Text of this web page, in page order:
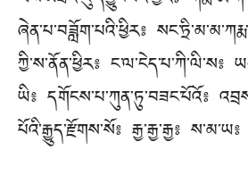
ཞེན་པ་བཟློག་པའི་ཕྱིར༔
ཀྱི་ས་ནོན་ཕྱིར༔ ང་ལ་ངེད་པ་ཀི་ལི་ས༔
ཡི༔ དགོངས་པ་ཀུན་ཏུ་བཟང་པོའོ༔
པོའི་རྒྱུད་རྫོགས་སོ༔ རྒྱ་རྒྱ་རྒྱ༔